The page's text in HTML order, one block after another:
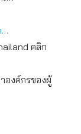
คลิก
องค์กรของผู้